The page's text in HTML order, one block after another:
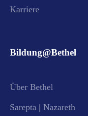
Karriere
Bildung@Bethel
Über Bethel
Sarepta | Nazareth